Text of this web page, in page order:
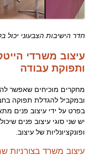
חדר הישיבות הצבעוני יכול
עיצוב משרדי
ותפוקת עבודה
מחקרים מוכיחים שאפשר
ובמקביל להגדלת תפוקה
בפרט על ידי עיצוב פנים
יש שני סוגי עיצוב פנים
ופונקציונליות של עיצוב.
עיצוב משרד בצורניות